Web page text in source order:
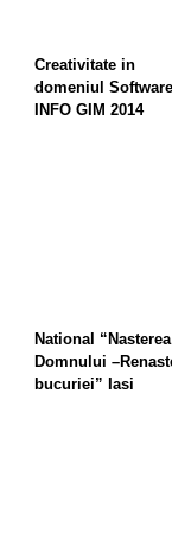
Creativitate in
domeniul Software
INFO GIM 2014
National “Nasterea
Domnului
bucuriei” Iasi